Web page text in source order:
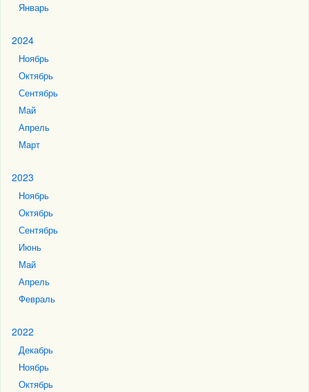
Январь
2024
Ноябрь
Октябрь
Сентябрь
Май
Апрель
Март
2023
Ноябрь
Октябрь
Сентябрь
Июнь
Май
Апрель
Февраль
2022
Декабрь
Ноябрь
Октябрь